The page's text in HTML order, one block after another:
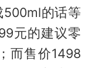
的话等
元的建议零
而售价1498